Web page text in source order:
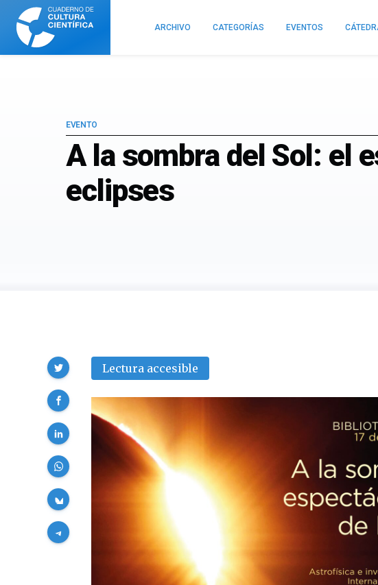
Cuaderno
Cultura
Científica
ARCHIVO CATEGORÍAS EVENTOS
A la sombra del Sol: el
eclipses
EVENTO
Lectura accesible
Compartir